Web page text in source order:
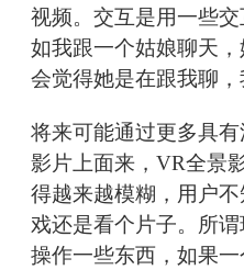
视频。交互是用一些
如我跟一个姑娘聊天
会觉得她是在跟我聊，
将来可能通过更多具
影片上面来，VR全景
得越来越模糊，用户
戏还是看个片子。所
操作一些东西，如果一